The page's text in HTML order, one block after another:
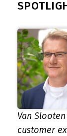
Van
customer